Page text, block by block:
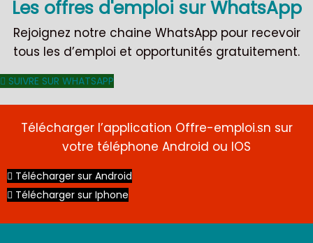
Les offres d'emploi sur WhatsApp
Rejoignez notre chaine WhatsApp pour recevoir
tous les d’emploi et opportunités gratuitement.
SUIVRE SUR WHATSAPP
Télécharger l’application Offre-emploi.sn sur
votre téléphone Android ou IOS
Télécharger sur Android
Télécharger sur Iphone